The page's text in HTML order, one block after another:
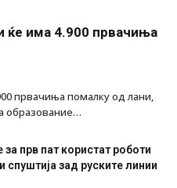
ќе има 4.900 првачиња
првачиња помалку од лани,
образование…
за прв пат користат роботи
спуштија зад руските линии